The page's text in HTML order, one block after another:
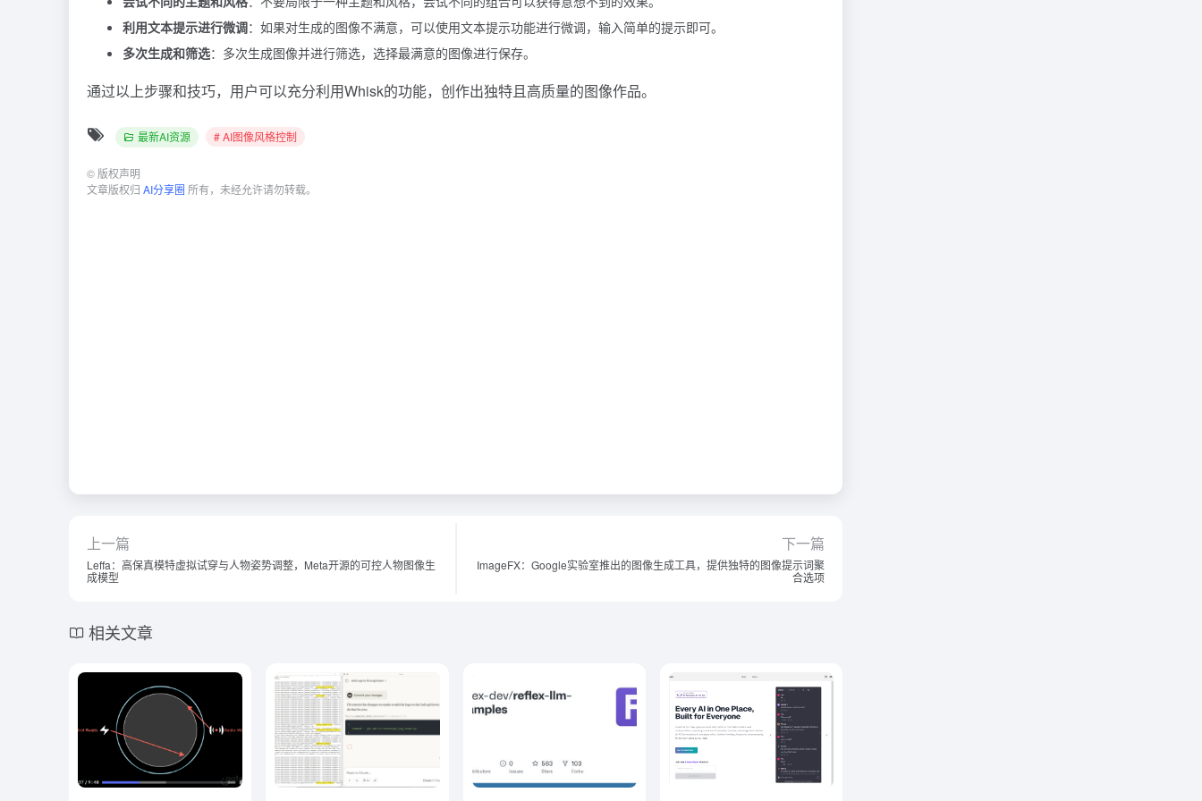
利用文本提示进行微调：如果对生成的图像不满意，可以使用文本提示功能进行微调，输入简单的提示即可。
多次生成和筛选：多次生成图像并进行筛选，选择最满意的图像进行保存。
通过以上步骤和技巧，用户可以充分利用Whisk的功能，创作出独特且高质量的图像作品。
最新AI资源 # AI图像风格控制
© 版权声明
文章版权归 AI分享圈 所有，未经允许请勿转载。
上一篇
Leffa：高保真模特虚拟试穿与人物姿势调整，Meta开源的可控人物图像生
成模型
下一篇
ImageFX：Google实验室推出的图像生成工具，提供独特的图像提示词聚
合选项
相关文章